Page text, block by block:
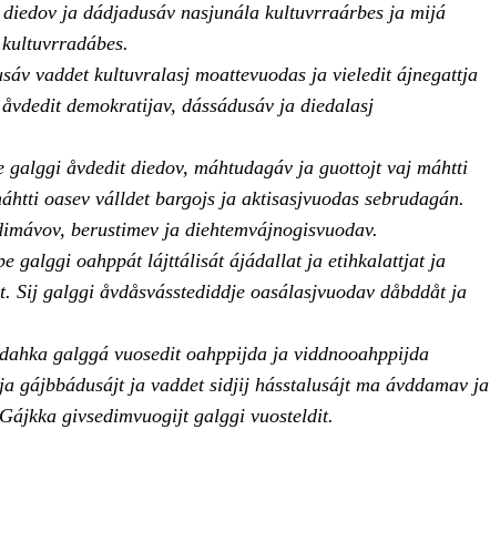
ja dádjadusáv nasjunála kultuvrraárbes ja mijá
vaddet kultuvralasj moattevuodas ja vieledit ájnegattja
demokratijav, dássádusáv ja diedalasj
galggi åvdedit diedov, máhtudagáv ja guottojt vaj máhtti
oasev válldet bargojs ja aktisasjvuodas sebrudagán.
berustimev ja diehtemvájnogisvuodav.
galggi oahppát lájttálisát ájádallat ja etihkalattjat ja
Sij galggi åvdåsvásstediddje oasálasjvuodav dåbddåt ja
galggá vuosedit oahppijda ja viddnooahppijda
gájbbádusájt ja vaddet sidjij hásstalusájt ma ávddamav ja
givsedimvuogijt galggi vuosteldit.